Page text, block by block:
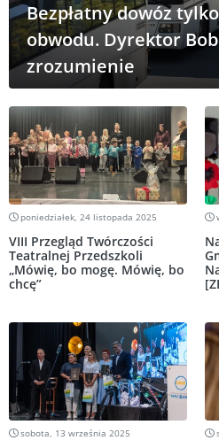
Bezpłatny dowóz
obwodu. Dyrektor
zrozumienie
poniedziałek, 24 listopada 2025
VIII Przegląd Twórczości
Teatralnej Przedszkoli
„Mówię, bo mogę. Mówię, bo
chcę”
sobota, 13 września 2025